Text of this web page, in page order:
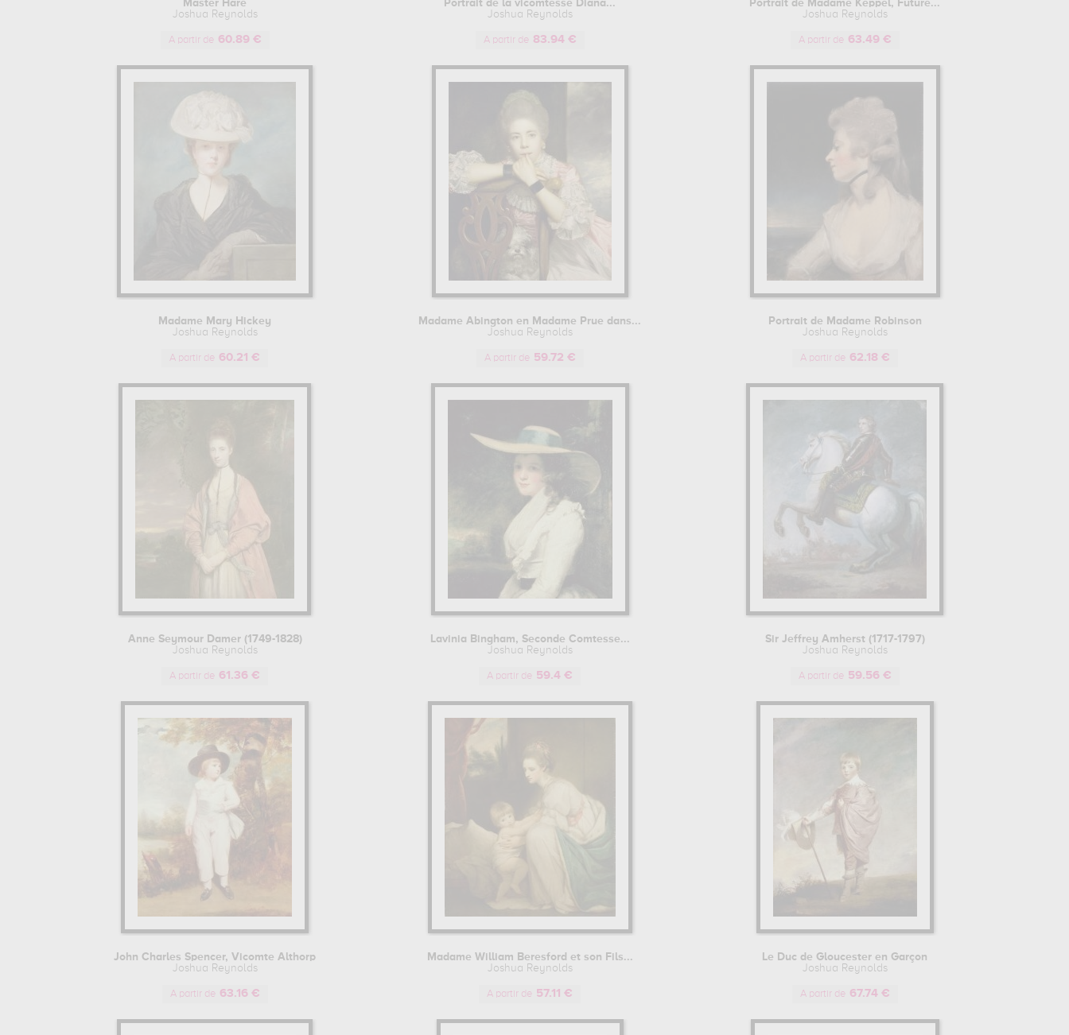
Master Hare
Joshua Reynolds
A partir de 60.89 €
Portrait de la vicomtesse Diana...
Joshua Reynolds
A partir de 83.94 €
Portrait de Madame Keppel, Future...
Joshua Reynolds
A partir de 63.49 €
Madame Mary Hickey
Joshua Reynolds
A partir de 60.21 €
Madame Abington en Madame Prue dans...
Joshua Reynolds
A partir de 59.72 €
Portrait de Madame Robinson
Joshua Reynolds
A partir de 62.18 €
Anne Seymour Damer (1749-1828)
Joshua Reynolds
A partir de 61.36 €
Lavinia Bingham, Seconde Comtesse...
Joshua Reynolds
A partir de 59.4 €
Sir Jeffrey Amherst (1717-1797)
Joshua Reynolds
A partir de 59.56 €
John Charles Spencer, Vicomte Althorp
Joshua Reynolds
A partir de 63.16 €
Madame William Beresford et son Fils...
Joshua Reynolds
A partir de 57.11 €
Le Duc de Gloucester en Garçon
Joshua Reynolds
A partir de 67.74 €